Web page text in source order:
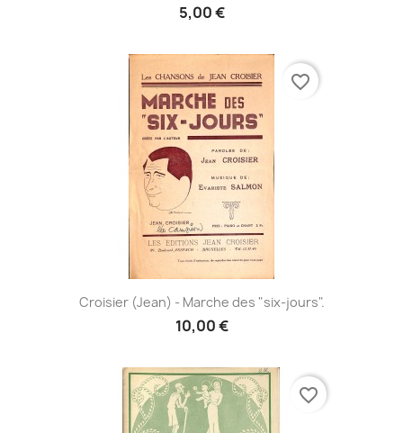
5,00 €
Croisier (Jean) - Marche des "six-jours".
10,00 €
favorite_border
favorite_border